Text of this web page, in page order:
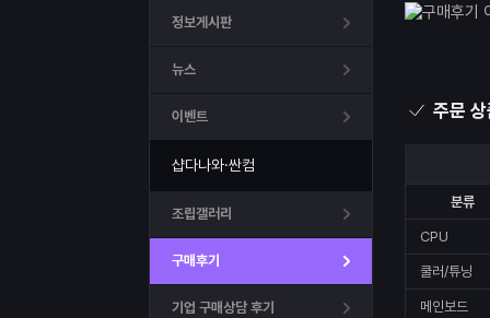
정보게시판
뉴스
이벤트
샵다나와·싼컴
조립갤러리
구매후기
기업 구매상담 후기
주문
분류
CPU
쿨러/튜닝
메인보드